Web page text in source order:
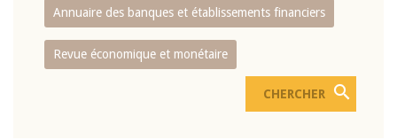
Annuaire des banques et établissements financiers
Revue économique et monétaire